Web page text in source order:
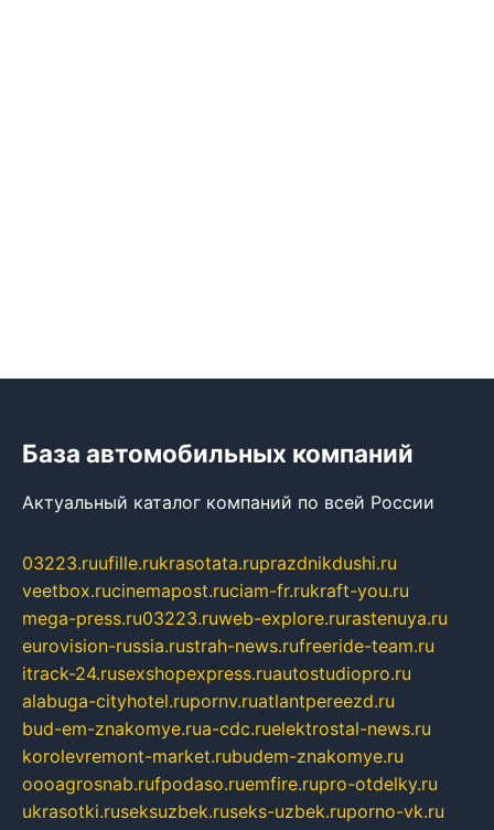
База автомобильных компаний
Актуальный каталог компаний по всей России
03223.ruufille.rukrasotata.ruprazdnikdushi.ru
veetbox.rucinemapost.ruciam-fr.rukraft-you.ru
mega-press.ru03223.ruweb-explore.rurastenuya.ru
eurovision-russia.rustrah-news.rufreeride-team.ru
itrack-24.rusexshopexpress.ruautostudiopro.ru
alabuga-cityhotel.rupornv.ruatlantpereezd.ru
bud-em-znakomye.rua-cdc.ruelektrostal-news.ru
korolevremont-market.rubudem-znakomye.ru
oooagrosnab.rufpodaso.ruemfire.rupro-otdelky.ru
ukrasotki.ruseksuzbek.ruseks-uzbek.ruporno-vk.ru